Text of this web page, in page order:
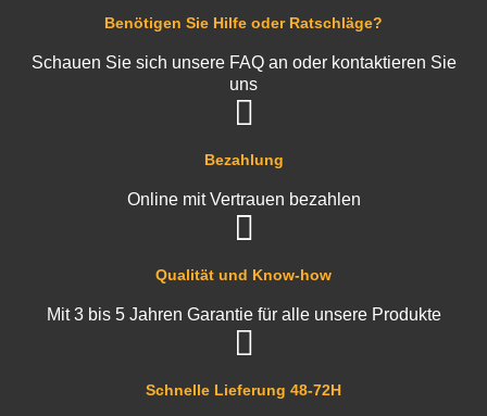
Schnelle Lieferung 48-72H
Qualität und Know-how
Mit 3 bis 5 Jahren Garantie für alle unsere Produkte
Bezahlung
Online mit Vertrauen bezahlen
Benötigen Sie Hilfe oder Ratschläge?
Schauen Sie sich unsere FAQ an oder kontaktieren Sie
uns